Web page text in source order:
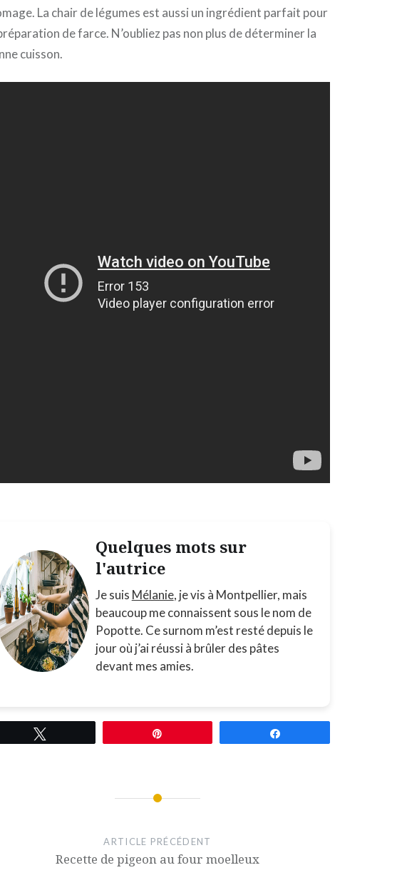
La chair de légumes est aussi un ingrédient parfait pour
de farce. N’oubliez pas non plus de déterminer la
cuisson.
Quelques mots sur
l'autrice
Je suis Mélanie, je vis à Montpellier, mais
beaucoup me connaissent sous le nom de
Popotte. Ce surnom m’est resté depuis le
jour où j’ai réussi à brûler des pâtes
devant mes amies.
ARTICLE PRÉCÉDENT
Recette de pigeon au four moelleux